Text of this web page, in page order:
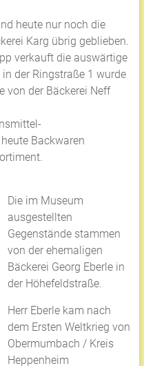
heute nur noch die
Karg übrig geblieben.
verkauft die auswärtige
der Ringstraße 1 wurde
von der Bäckerei Neff
Backwaren
Die im Museum
ausgestellten
Gegenstände stammen
von der ehemaligen
Bäckerei Georg Eberle in
der Höhefeldstraße.
Herr Eberle kam nach
dem Ersten Weltkrieg von
Obermumbach / Kreis
Heppenheim